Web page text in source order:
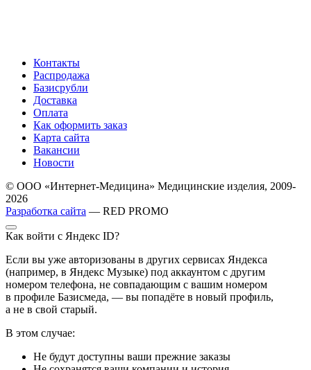
Контакты
Распродажа
Базисрубли
Доставка
Оплата
Как оформить заказ
Карта сайта
Вакансии
Новости
© ООО «Интернет-Медицина» Медицинские изделия, 2009-
2026
Разработка сайта — RED PROMO
Как войти с Яндекс ID?
Если вы уже авторизованы в других сервисах Яндекса
(например, в Яндекс Музыке) под аккаунтом с другим
номером телефона, не совпадающим с вашим номером
в профиле Базисмеда, — вы попадёте в новый профиль,
а не в свой старый.
В этом случае:
Не будут доступны ваши прежние заказы